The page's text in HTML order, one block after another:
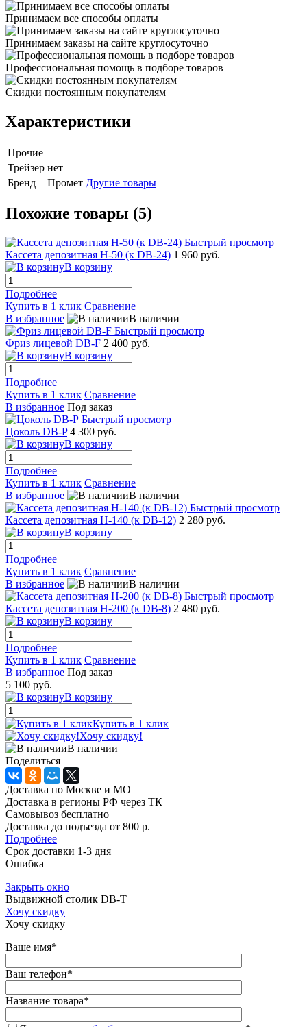
Принимаем все способы оплаты
Принимаем заказы на сайте круглосуточно
Профессиональная помощь в подборе товаров
Скидки постоянным покупателям
Характеристики
Прочие
Трейзер нет
Бренд
Промет Другие товары
Похожие товары (5)
Быстрый просмотр
Кассета депозитная Н-50 (к DB-24) 1 960 руб.
В корзину
Подробнее
Купить в 1 клик Сравнение
В избранное
В наличии
Быстрый просмотр
Фриз лицевой DB-F 2 400 руб.
В корзину
Подробнее
Купить в 1 клик Сравнение
В избранное Под заказ
Быстрый просмотр
Цоколь DB-P 4 300 руб.
В корзину
Подробнее
Купить в 1 клик Сравнение
В избранное
В наличии
Быстрый просмотр
Кассета депозитная Н-140 (к DB-12) 2 280 руб.
В корзину
Подробнее
Купить в 1 клик Сравнение
В избранное
В наличии
Быстрый просмотр
Кассета депозитная Н-200 (к DB-8) 2 480 руб.
В корзину
Подробнее
Купить в 1 клик Сравнение
В избранное Под заказ
5 100 руб.
В корзину
Купить в 1 клик
Хочу скидку!
В наличии
Поделиться
Доставка по Москве и МО
Доставка в регионы РФ через ТК
Самовывоз бесплатно
Доставка до подъезда от 800 р.
Подробнее
Срок доставки 1-3 дня
Ошибка
Закрыть окно
Выдвижной столик DB-T
Хочу скидку
Хочу скидку
Ваше имя*
Ваш телефон*
Название товара*